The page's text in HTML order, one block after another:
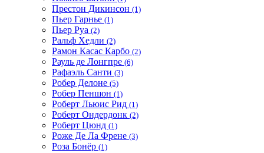
Престон Дикинсон (1)
Пьер Гарнье (1)
Пьер Руа (2)
Ральф Хедли (2)
Рамон Касас Карбо (2)
Рауль де Лонгпре (6)
Рафаэль Санти (3)
Робер Делоне (5)
Робер Пеншон (1)
Роберт Льюис Рид (1)
Роберт Ондердонк (2)
Роберт Цюнд (1)
Роже Де Ла Френе (3)
Роза Бонёр (1)